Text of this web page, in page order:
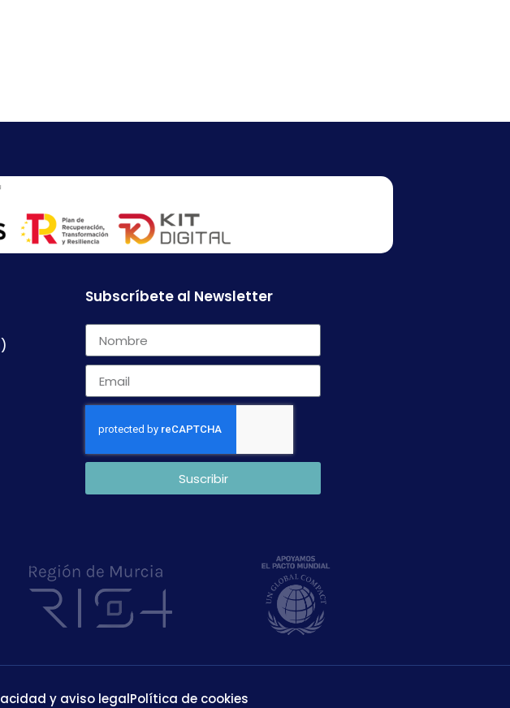
Subscríbete al Newsletter
Suscribir
y aviso legalPolítica de cookies